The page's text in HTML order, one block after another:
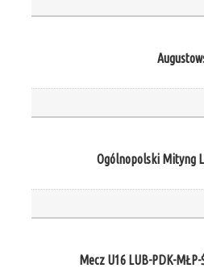
Ogólnopolski Mityng
Mecz U16 LUB-PDK-